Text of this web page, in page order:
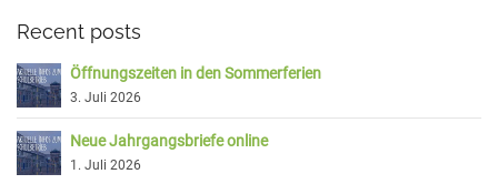
Recent posts
Öffnungszeiten in den Sommerferien
3. Juli 2026
Neue Jahrgangsbriefe online
1. Juli 2026